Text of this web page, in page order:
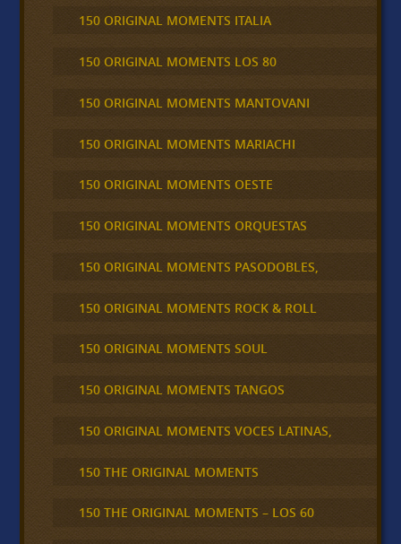
150 ORIGINAL MOMENTS ITALIA
150 ORIGINAL MOMENTS LOS 80
150 ORIGINAL MOMENTS MANTOVANI
150 ORIGINAL MOMENTS MARIACHI
150 ORIGINAL MOMENTS OESTE
150 ORIGINAL MOMENTS ORQUESTAS
150 ORIGINAL MOMENTS PASODOBLES,
150 ORIGINAL MOMENTS ROCK & ROLL
150 ORIGINAL MOMENTS SOUL
150 ORIGINAL MOMENTS TANGOS
150 ORIGINAL MOMENTS VOCES LATINAS,
150 THE ORIGINAL MOMENTS
150 THE ORIGINAL MOMENTS – LOS 60